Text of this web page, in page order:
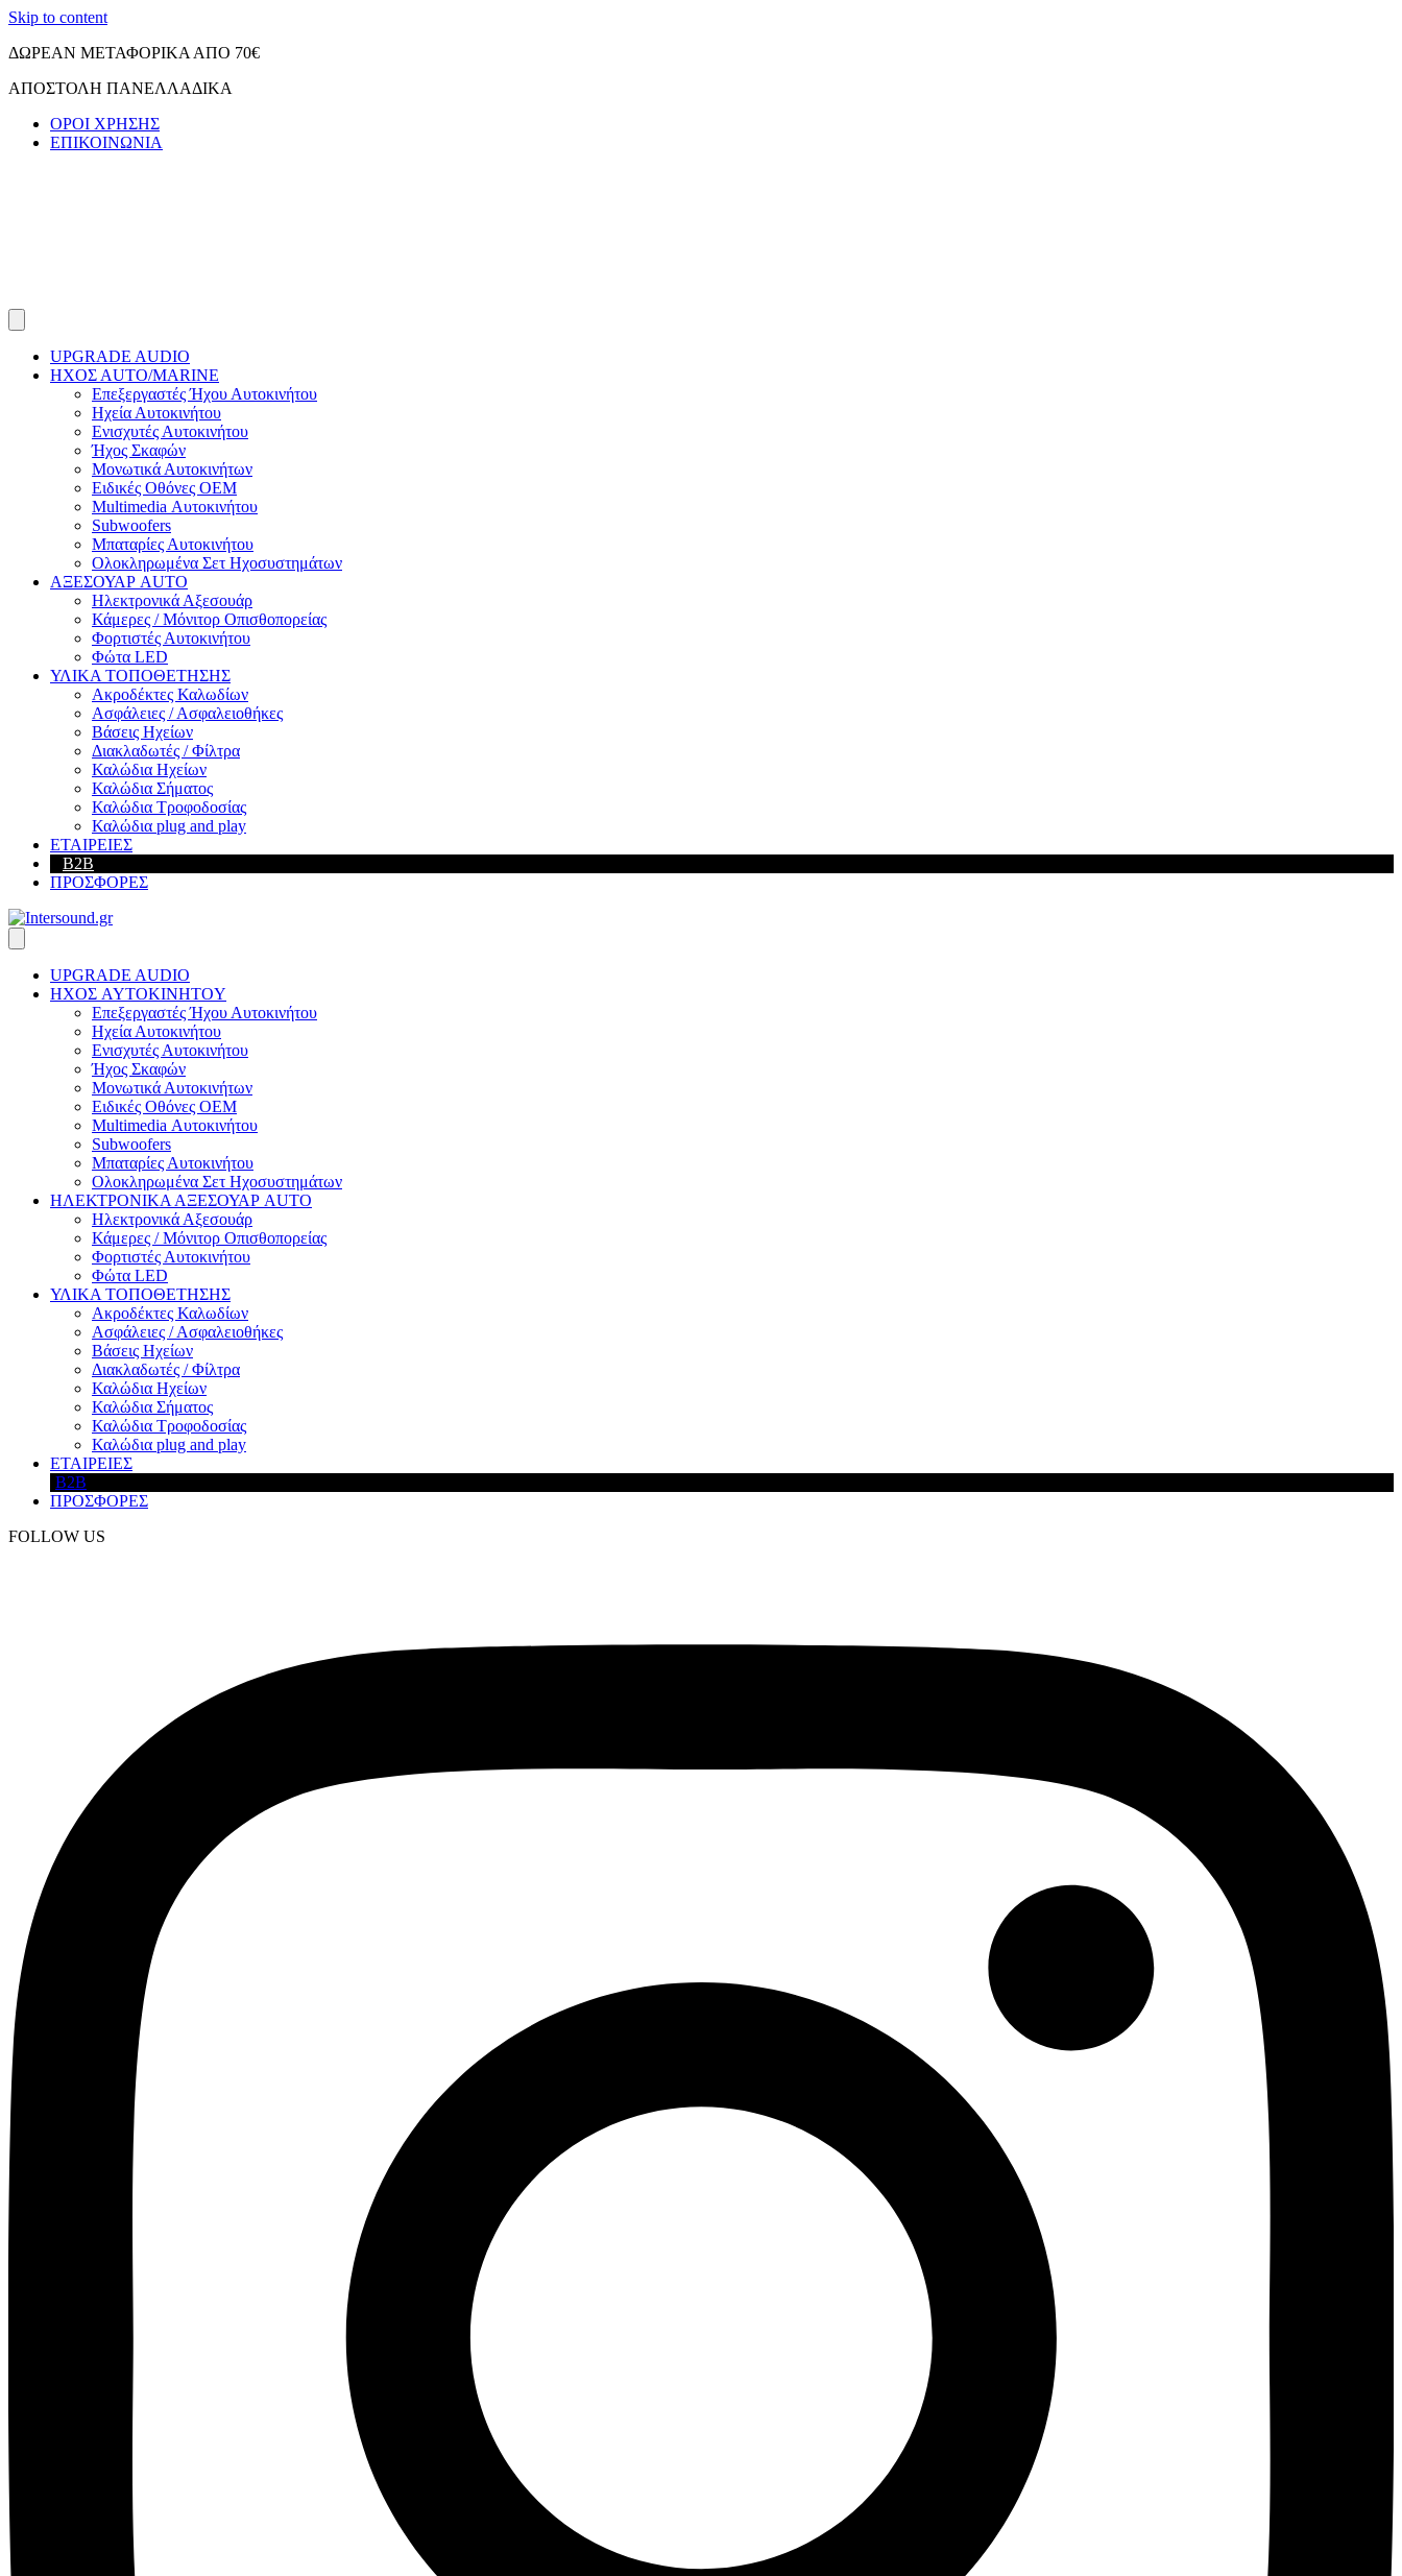
Skip to content
ΔΩΡΕΑΝ ΜΕΤΑΦΟΡΙΚΑ ΑΠΟ 70€
ΑΠΟΣΤΟΛΗ ΠΑΝΕΛΛΑΔΙΚΑ
ΟΡΟΙ ΧΡΗΣΗΣ
ΕΠΙΚΟΙΝΩΝΙΑ
UPGRADE AUDIO
ΗΧΟΣ ΑUTO/MARINE
Επεξεργαστές Ήχου Αυτοκινήτου
Ηχεία Αυτοκινήτου
Ενισχυτές Αυτοκινήτου
Ήχος Σκαφών
Μονωτικά Αυτοκινήτων
Ειδικές Οθόνες OEM
Multimedia Αυτοκινήτου
Subwoofers
Μπαταρίες Αυτοκινήτου
Ολοκληρωμένα Σετ Ηχοσυστημάτων
ΑΞΕΣΟΥΑΡ AUTO
Ηλεκτρονικά Αξεσουάρ
Κάμερες / Μόνιτορ Οπισθοπορείας
Φορτιστές Αυτοκινήτου
Φώτα LED
ΥΛΙΚΑ ΤΟΠΟΘΕΤΗΣΗΣ
Ακροδέκτες Καλωδίων
Ασφάλειες / Ασφαλειοθήκες
Βάσεις Ηχείων
Διακλαδωτές / Φίλτρα
Καλώδια Ηχείων
Καλώδια Σήματος
Καλώδια Τροφοδοσίας
Καλώδια plug and play
ΕΤΑΙΡΕΙΕΣ
B2B
ΠΡΟΣΦΟΡΕΣ
UPGRADE AUDIO
ΗΧΟΣ AYTOKINHTOY
Επεξεργαστές Ήχου Αυτοκινήτου
Ηχεία Αυτοκινήτου
Ενισχυτές Αυτοκινήτου
Ήχος Σκαφών
Μονωτικά Αυτοκινήτων
Ειδικές Οθόνες OEM
Multimedia Αυτοκινήτου
Subwoofers
Μπαταρίες Αυτοκινήτου
Ολοκληρωμένα Σετ Ηχοσυστημάτων
ΗΛΕΚΤΡΟΝΙΚΑ ΑΞΕΣΟΥΑΡ AUTO
Ηλεκτρονικά Αξεσουάρ
Κάμερες / Μόνιτορ Οπισθοπορείας
Φορτιστές Αυτοκινήτου
Φώτα LED
ΥΛΙΚΑ ΤΟΠΟΘΕΤΗΣΗΣ
Ακροδέκτες Καλωδίων
Ασφάλειες / Ασφαλειοθήκες
Βάσεις Ηχείων
Διακλαδωτές / Φίλτρα
Καλώδια Ηχείων
Καλώδια Σήματος
Καλώδια Τροφοδοσίας
Καλώδια plug and play
ΕΤΑΙΡΕΙΕΣ
B2B
ΠΡΟΣΦΟΡΕΣ
FOLLOW US